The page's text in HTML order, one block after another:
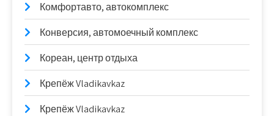
Комфортавто, автокомплекс
Конверсия, автомоечный комплекс
Кореан, центр отдыха
Крепёж Vladikavkaz
Крепёж Vladikavkaz